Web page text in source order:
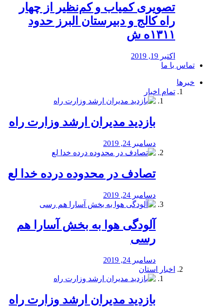
️تصویری کمیاب و کم‌نظیر از چهار
راه كالج و دبيرستان البرز حدود
۱۳۱۱ه ش
اکتبر 19, 2019
تماس با ما
خبرها
تمام اخبار
بازدید مدیران ارشد وزارت راه
دسامبر 24, 2019
تصادف در محدوده درده خدا لع
دسامبر 24, 2019
آلودگی هوا به بخش آسارا هم
رسی
دسامبر 24, 2019
اخبار استان
بازدید مدیران ارشد وزارت راه